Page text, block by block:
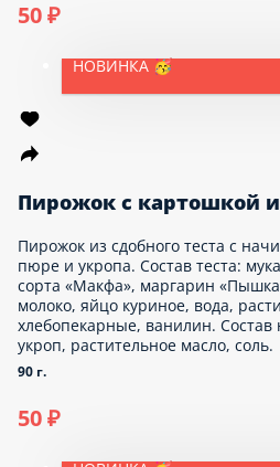
Лакомка с творогом
Лакомка с творогом из песочного
масло, разрыхлитель, соль, творог,
100 г.
35 ₽
НОВИНКА 🥳